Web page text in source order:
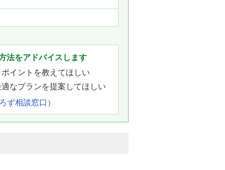
法をアドバイスします
イントを教えてほしい
なプランを提案してほしい
ず相談窓口）